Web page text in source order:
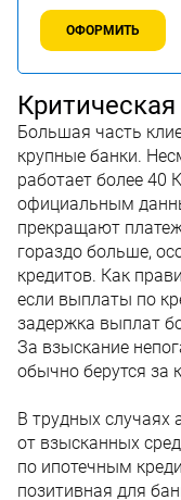
ОФОРМИТЬ
Большая часть
крупные банки.
работает более 40
официальным
прекращают
гораздо больше,
кредитов. Как
если выплаты по
задержка выплат
За взыскание
обычно берутся за
В трудных случаях
от взысканных
по ипотечным
позитивная для